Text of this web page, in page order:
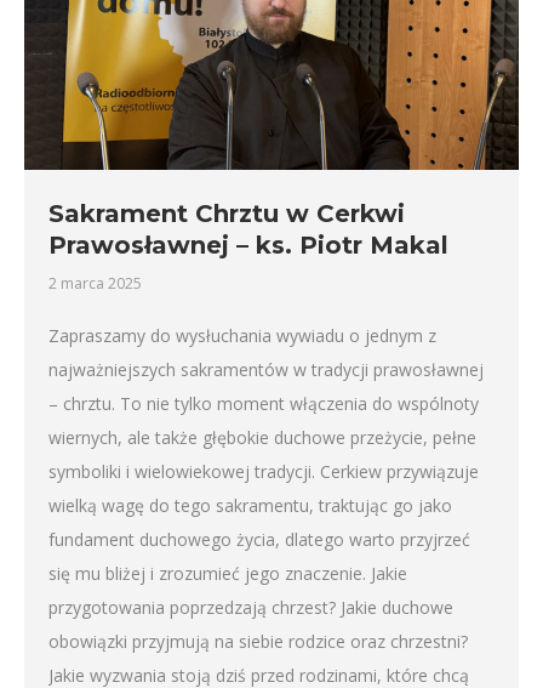
Sakrament Chrztu w Cerkwi
Prawosławnej – ks. Piotr Makal
2 marca 2025
Zapraszamy do wysłuchania wywiadu o jednym z
najważniejszych sakramentów w tradycji prawosławnej
– chrztu. To nie tylko moment włączenia do wspólnoty
wiernych, ale także głębokie duchowe przeżycie, pełne
symboliki i wielowiekowej tradycji. Cerkiew przywiązuje
wielką wagę do tego sakramentu, traktując go jako
fundament duchowego życia, dlatego warto przyjrzeć
się mu bliżej i zrozumieć jego znaczenie. Jakie
przygotowania poprzedzają chrzest? Jakie duchowe
obowiązki przyjmują na siebie rodzice oraz chrzestni?
Jakie wyzwania stoją dziś przed rodzinami, które chcą